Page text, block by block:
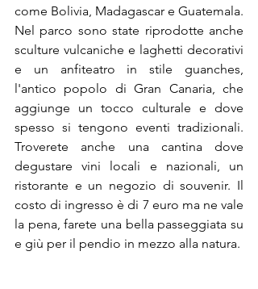
come Bolivia, Madagascar e Guatemala.
Nel parco sono state riprodotte anche
sculture vulcaniche e laghetti decorativi
e un anfiteatro in stile guanches,
l'antico popolo di Gran Canaria, che
aggiunge un tocco culturale e dove
spesso si tengono eventi tradizionali.
Troverete anche una cantina dove
degustare vini locali e nazionali, un
ristorante e un negozio di souvenir. Il
costo di ingresso è di 7 euro ma ne vale
la pena, farete una bella passeggiata su
e giù per il pendio in mezzo alla natura.